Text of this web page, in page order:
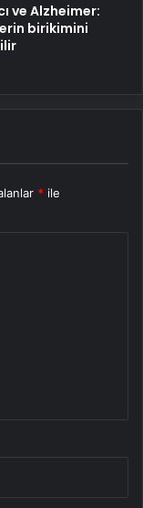
ve Alzheimer:
birikimini
* ile